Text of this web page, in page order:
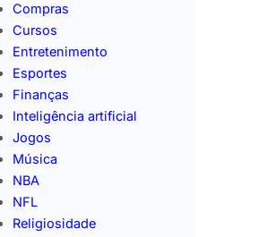
Compras
Cursos
Entretenimento
Esportes
Finanças
Inteligência artificial
Jogos
Música
NBA
NFL
Religiosidade